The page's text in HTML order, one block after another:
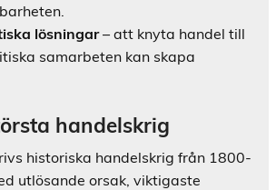
lösningar– att knyta handel till
samarbeten kan skapa
handelskrig
historiska handelskrig från 1800-
utlösande orsak, viktigaste